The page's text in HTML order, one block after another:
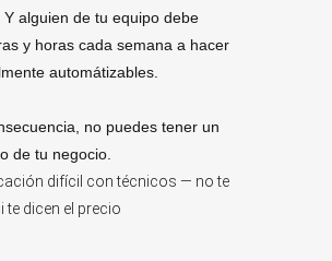
alguien de tu equipo debe
y horas cada semana a hacer
automátizables.
no puedes tener un
de tu negocio.